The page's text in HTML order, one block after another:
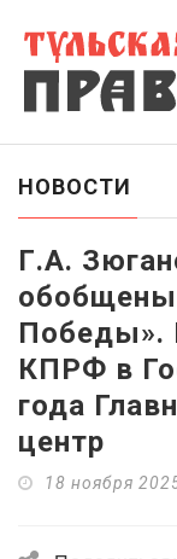
НОВОСТИ
Г.А.
Победы».
КПРФ в
года
центр
18 ноября